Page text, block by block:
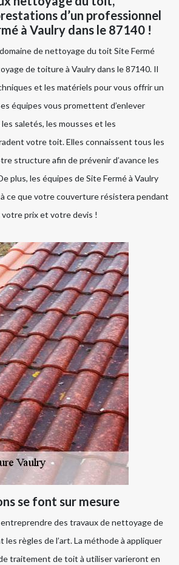
d’un professionnel
à Vaulry dans le 87140 !
de nettoyage du toit Site Fermé
de toiture à Vaulry dans le 87140. Il
et les matériels pour vous offrir un
équipes vous promettent d’enlever
saletés, les mousses et les
votre toit. Elles connaissent tous les
structure afin de prévenir d’avance les
plus, les équipes de Site Fermé à Vaulry
ce que votre couverture résistera pendant
prix et votre devis !
se font sur mesure
entreprendre des travaux de nettoyage de
règles de l’art. La méthode à appliquer
traitement de toit à utiliser varieront en